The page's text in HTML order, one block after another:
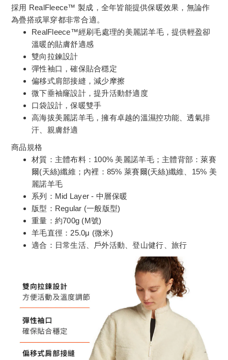
採用 RealFleece™ 製成，全年皆能提供保暖效果，無論作
為疊搭或單穿都非常合適。
RealFleece™經刷毛處理的美麗諾羊毛，提供輕盈卻
溫暖的貼膚舒適感
雙向拉鍊設計
彈性袖口，確保貼合穩定
偏移式肩部接縫，減少摩擦
微下垂袖窿設計，提升活動舒適度
口袋設計，保暖雙手
高海拔美麗諾羊毛，擁有卓越的溫濕控功能、透氣排
汗、親膚舒適
商品規格
材質：主體布料：100% 美麗諾羊毛；主體背部：萊賽
爾(天絲)纖維；內裡：85% 萊賽爾(天絲)纖維、15% 美
麗諾羊毛
系列：Mid Layer - 中層保暖
版型：Regular (一般版型)
重量：約700g (M號)
羊毛直徑：25.0μ (微米)
適合：日常生活、戶外活動、登山健行、旅行